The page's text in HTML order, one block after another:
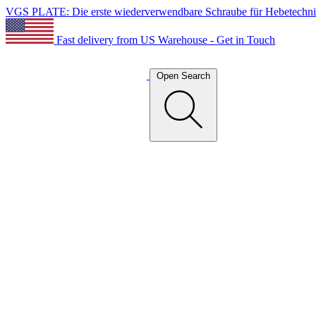
VGS PLATE: Die erste wiederverwendbare Schraube für
Fast delivery from US Warehouse - Get in Touch
Open Search